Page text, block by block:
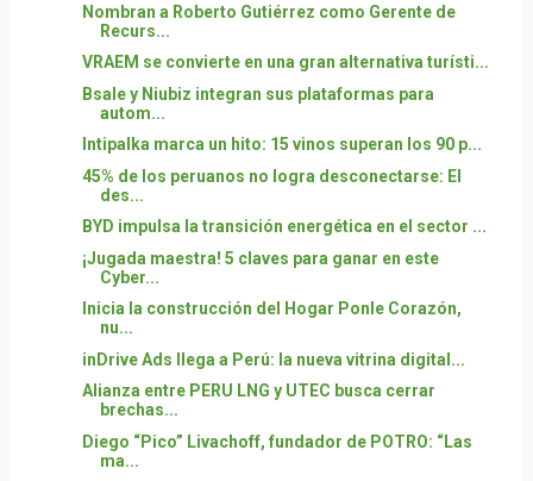
Nombran a Roberto Gutiérrez como Gerente de
Recurs...
VRAEM se convierte en una gran alternativa turísti...
Bsale y Niubiz integran sus plataformas para
autom...
Intipalka marca un hito: 15 vinos superan los 90 p...
45% de los peruanos no logra desconectarse: El
des...
BYD impulsa la transición energética en el sector ...
¡Jugada maestra! 5 claves para ganar en este
Cyber...
Inicia la construcción del Hogar Ponle Corazón,
nu...
inDrive Ads llega a Perú: la nueva vitrina digital...
Alianza entre PERU LNG y UTEC busca cerrar
brechas...
Diego “Pico” Livachoff, fundador de POTRO: “Las
ma...